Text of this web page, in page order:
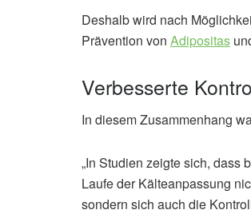
Deshalb wird nach
Prävention von Adipositas
Verbesserte
In diesem Zusammenhang
„In Studien zeigte sich, dass
Laufe der Kälteanpassung
sondern sich auch die